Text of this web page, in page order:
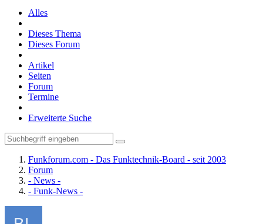
Alles
Dieses Thema
Dieses Forum
Artikel
Seiten
Forum
Termine
Erweiterte Suche
Funkforum.com - Das Funktechnik-Board - seit 2003
Forum
- News -
- Funk-News -